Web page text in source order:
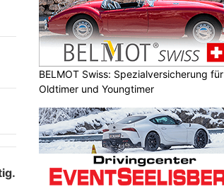
BELMOT Swiss: Spezialversicherung für
Oldtimer und Youngtimer